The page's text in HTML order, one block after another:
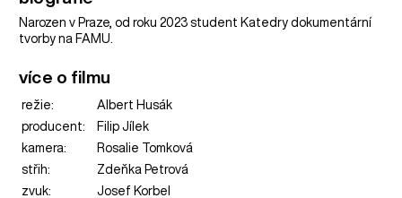
Narozen v Praze, od roku 2023 student Katedry dokumentární
tvorby na FAMU.
více o filmu
režie:
Albert Husák
producent:
Filip Jílek
kamera:
Rosalie Tomková
střih:
Zdeňka Petrová
zvuk:
Josef Korbel